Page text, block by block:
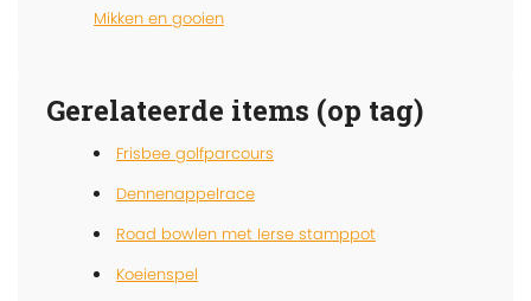
Mikken en gooien
Gerelateerde items (op tag)
Frisbee golfparcours
Dennenappelrace
Road bowlen met Ierse stamppot
Koeienspel